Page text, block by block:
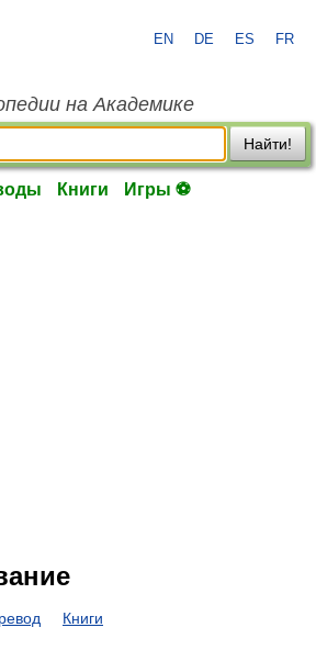
EN DE ES FR
на Академике
Найти!
Книги Игры ⚽
Книги